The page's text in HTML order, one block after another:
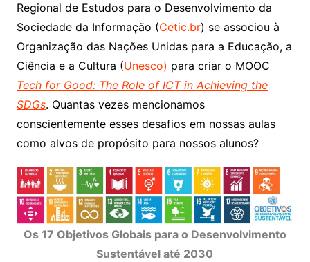
Regional de Estudos para o Desenvolvimento da
Sociedade da Informação (Cetic.br) se associou à
Organização das Nações Unidas para a Educação, a
Ciência e a Cultura (Unesco) para criar o MOOC
Tech for Good: The Role of ICT in Achieving the
SDGs. Quantas vezes mencionamos
conscientemente esses desafios em nossas aulas
como alvos de propósito para nossos alunos?
Os 17 Objetivos Globais para o Desenvolvimento
Sustentável até 2030